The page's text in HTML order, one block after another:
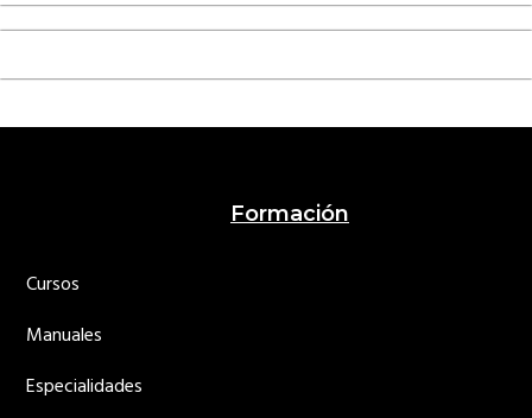
Footer
Formación
Cursos
Manuales
Especialidades